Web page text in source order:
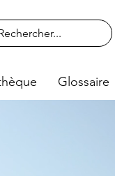
Glossaire